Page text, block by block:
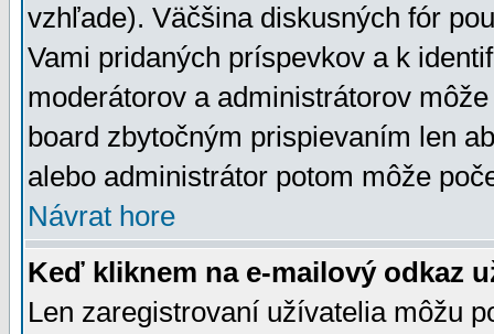
vzhľade). Väčšina diskusných fór
Vami pridaných príspevkov a k
moderátorov a administrátorov
board zbytočným prispievaním len
alebo administrátor potom môže
Návrat hore
Keď kliknem na e-mailový odkaz
Len zaregistrovaní užívatelia môžu